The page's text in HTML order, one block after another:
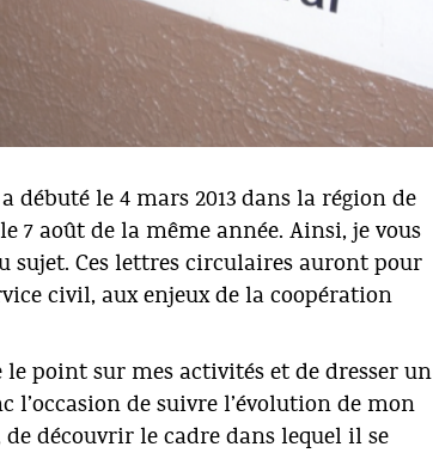
le 4 mars 2013 dans la région de
7 août de la même année. Ainsi, je vous
sujet. Ces lettres circulaires auront pour
civil, aux enjeux de la coopération
point sur mes activités et de dresser un
l’occasion de suivre l’évolution de mon
découvrir le cadre dans lequel il se